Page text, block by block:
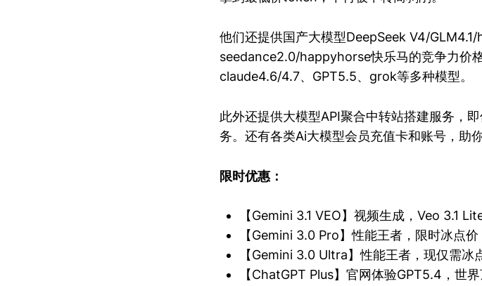
他们还提供国产大模型DeepSeek V4/
seedance2.0/happyhorse快乐马的竞争力价
claude4.6/4.7、GPT5.5、grok等多种模型。
此外还提供大模型API聚合中转站搭建服务，
务。还有各类Ai大模型会员充值卡和账号，助
限时优惠：
【Gemini 3.1 VEO】视频生成，Veo 3.1
【Gemini 3.0 Pro】性能王者，限时冰点
【Gemini 3.0 Ultra】性能王者，现仅需冰
【ChatGPT Plus】官网体验GPT5.4，世